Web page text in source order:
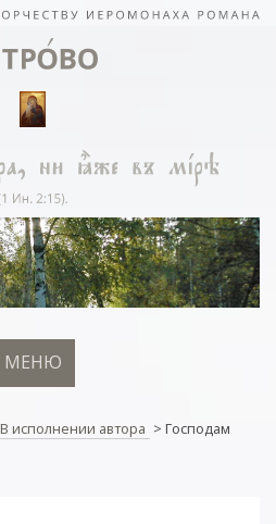
МЕНЮ
В исполнении автора > Господам